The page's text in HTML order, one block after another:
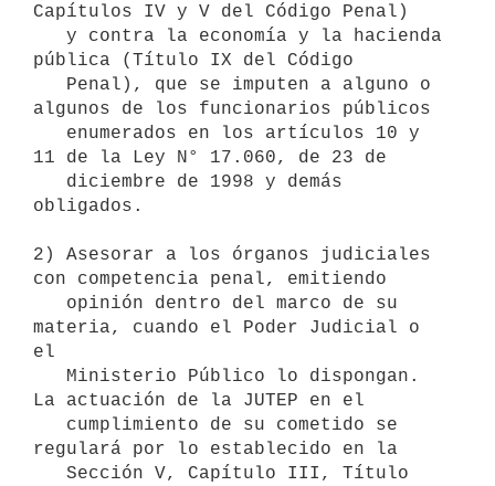
Capítulos IV y V del Código Penal)
pública (Título IX del Código
algunos de los funcionarios públicos
11 de la Ley N° 17.060, de 23 de
obligados.
2) Asesorar a los órganos judiciales
con competencia penal, emitiendo
materia, cuando el Poder Judicial o
el
La actuación de la JUTEP en el
regulará por lo establecido en la